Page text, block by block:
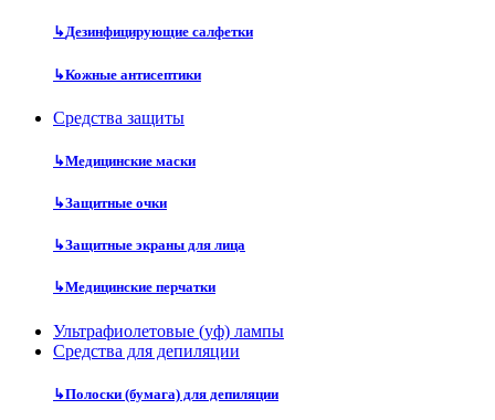
↳Дезинфицирующие салфетки
↳Кожные антисептики
Средства защиты
↳Медицинские маски
↳Защитные очки
↳Защитные экраны для лица
↳Медицинские перчатки
Ультрафиолетовые (уф) лампы
Средства для депиляции
↳Полоски (бумага) для депиляции